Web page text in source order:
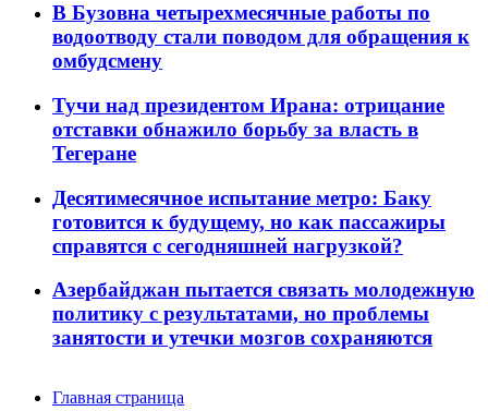
В Бузовна четырехмесячные работы по
водоотводу стали поводом для обращения к
омбудсмену
Тучи над президентом Ирана: отрицание
отставки обнажило борьбу за власть в
Тегеране
Десятимесячное испытание метро: Баку
готовится к будущему, но как пассажиры
справятся с сегодняшней нагрузкой?
Азербайджан пытается связать молодежную
политику с результатами, но проблемы
занятости и утечки мозгов сохраняются
Главная страница